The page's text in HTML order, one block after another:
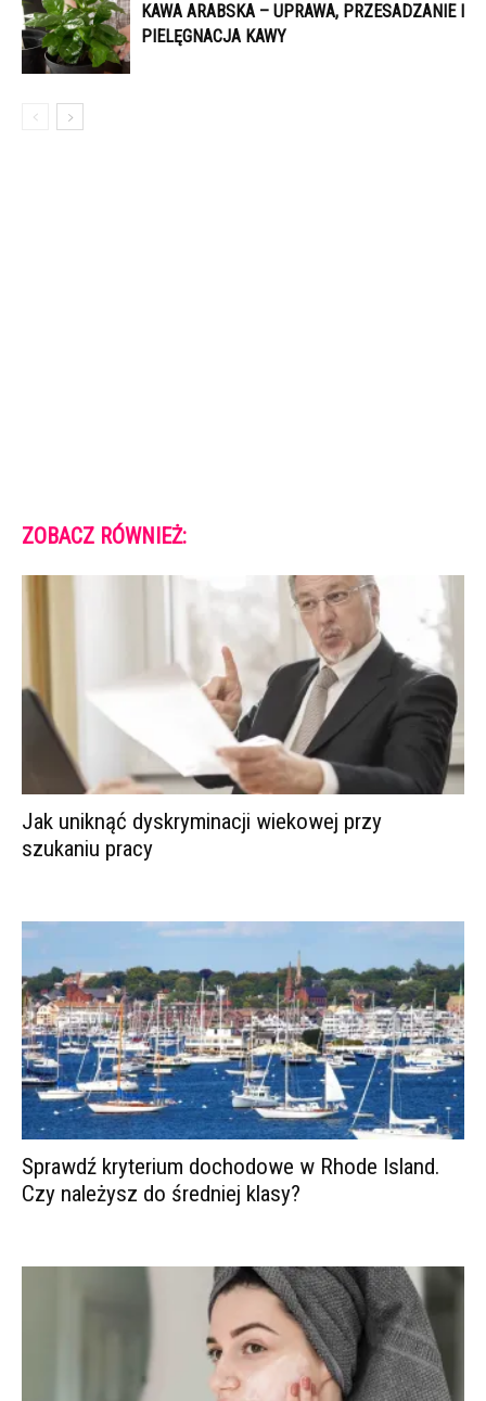
KAWA ARABSKA – UPRAWA, PRZESADZANIE I
PIELĘGNACJA KAWY
ZOBACZ RÓWNIEŻ:
Jak uniknąć dyskryminacji wiekowej przy
szukaniu pracy
Sprawdź kryterium dochodowe w Rhode Island.
Czy należysz do średniej klasy?